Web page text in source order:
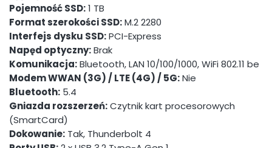
Pojemność SSD:1 TB
Format szerokości SSD:M.2 2280
Interfejs dysku SSD:PCI-Express
Napęd optyczny:Brak
Komunikacja:Bluetooth, LAN 10/100/1000, WiFi 802.11 be
Modem WWAN (3G) / LTE (4G) / 5G:Nie
Bluetooth: 5.4
Gniazda rozszerzeń:Czytnik kart procesorowych
(SmartCard)
Dokowanie: Tak, Thunderbolt 4